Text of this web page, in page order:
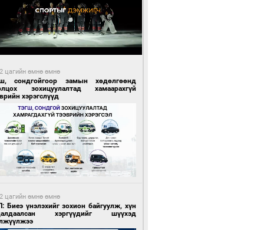
цагийн өмнө өмнө
сондгойгоор замын хөдөлгөөнд
зохицуулалтад хамаарахгүй
хэрэгслүүд
цагийн өмнө өмнө
Биеэ үнэлэхийг зохион байгуулж, хүн
хэргүүдийг шүүхэд